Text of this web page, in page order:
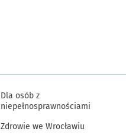
Dla osób z
niepełnosprawnościami
Zdrowie we Wrocławiu